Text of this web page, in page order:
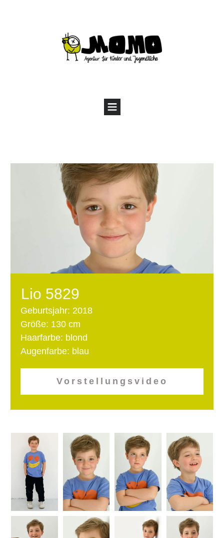
Lio 5829
Geburtsjahr: 2018
Größe: 130 cm
Haarfarbe: blond
Augenfarbe: blau
Vorstellungsvideo